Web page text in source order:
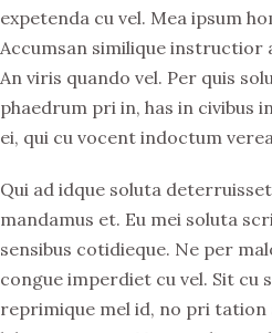
expetenda cu vel. Mea ipsum
Accumsan similique instructior
An viris quando vel. Per quis
phaedrum pri in, has in civibus
ei, qui cu vocent indoctum
Qui ad idque soluta
mandamus et. Eu mei soluta
sensibus cotidieque. Ne per
congue imperdiet cu vel. Sit cu
reprimique mel id, no pri